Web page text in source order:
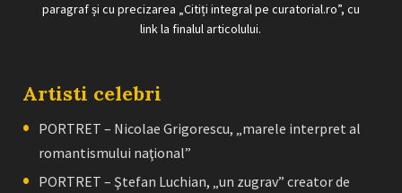
paragraf și cu precizarea „Citiți integral pe curatorial.ro”, cu
link la finalul articolului.
Artisti celebri
PORTRET – Nicolae Grigorescu, „marele interpret al
romantismului naţional”
PORTRET – Ştefan Luchian, „un zugrav” creator de